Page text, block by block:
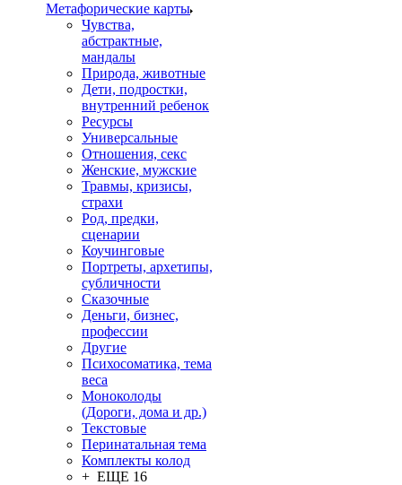
Mетафорические карты
Чувства,
абстрактные,
мандалы
Природа, животные
Дети, подростки,
внутренний ребенок
Ресурсы
Универсальные
Отношения, секс
Женские, мужские
Травмы, кризисы,
страхи
Род, предки,
сценарии
Коучинговые
Портреты, архетипы,
субличности
Сказочные
Деньги, бизнес,
профессии
Другие
Психосоматика, тема
веса
Моноколоды
(Дороги, дома и др.)
Текстовые
Перинатальная тема
Комплекты колод
+ ЕЩЕ 16